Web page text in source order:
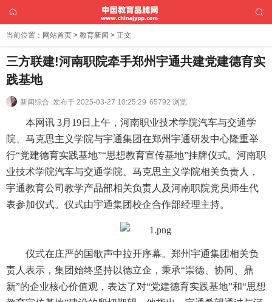
当前位置： 网站首页 > 教育新闻 > 正文
三方联建!河南职院牵手郑州宇通共建党建德育实
践基地
新闻综合 .发布于 2025-03-27 10:25:29 65792 浏览
本网讯 3月19日上午，河南职业技术学院汽车与交通学
院、马克思主义学院与宇通集团在郑州宇通研发中心隆重举
行“党建德育实践基地”“思想教育宣传基地”挂牌仪式。河南职
业技术学院汽车与交通学院、马克思主义学院相关负责人，
宇通教育公司教学产品部相关负责人及河南职院党员师生代
表参加仪式。仪式由宇通集团校企合作部经理主持。
仪式在庄严的国歌声中拉开序幕。郑州宇通集团相关负
责人表示，集团始终坚持以德立企，秉承“崇德、协同、鼎
新”的企业核心价值观，表达了对“党建德育实践基地”和“思想